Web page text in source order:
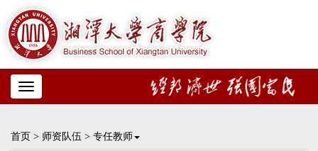
Toggle
navigation
首页 > 师资队伍 > 专任教师